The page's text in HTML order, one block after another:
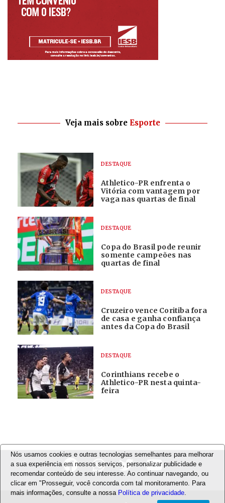
Veja mais sobre Esporte
DESTAQUE
Athletico-PR enfrenta o
Vitória com vantagem por
vaga nas quartas de final
DESTAQUE
Copa do Brasil pode reunir
somente campeões nas
quartas de final
DESTAQUE
Cruzeiro vence Coritiba fora
de casa e ganha confiança
antes da Copa do Brasil
DESTAQUE
Corinthians recebe o
Athletico-PR nesta quinta-
feira
Nós usamos cookies e outras tecnologias semelhantes para melhorar
a sua experiência em nossos serviços, personalizar publicidade e
recomendar conteúdo de seu interesse. Ao continuar navegando, ou
clicar em "Prosseguir, você concorda com tal monitoramento. Para
mais informações, consulte a nossa Política de privacidade.